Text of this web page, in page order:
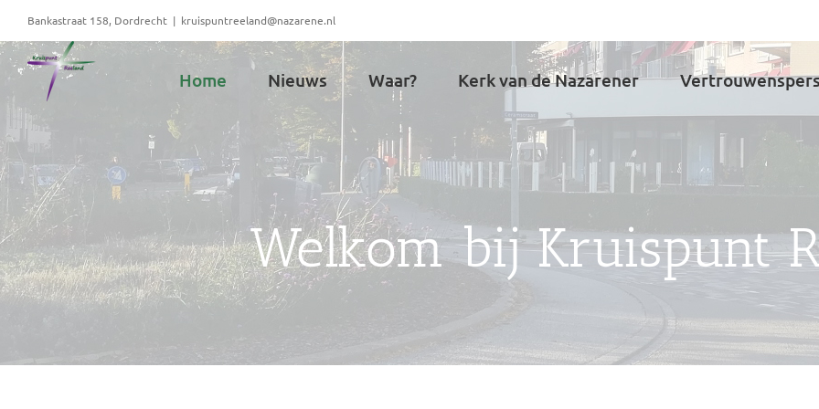
inhoud
Bankastraat 158, Dordrecht | kruispuntreeland@nazarene.nl
Home Nieuws Waar? Kerk van de Nazarener
Welkom bij Kruispunt